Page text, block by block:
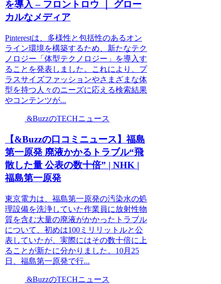
を導入 – フロントロウ ｜ グロー
カルなメディア
Pinterestは、多様性と包括性のあるオン
ライン環境を構築するため、新たなテク
ノロジー「体型テクノロジー」を導入す
ることを発表しました。これにより、プ
ラスサイズファッションやさまざまな体
型を持つ人々のニーズに応える検索結果
やコンテンツが...
&BuzzのTECHニュース
【&Buzzの口コミニュース】福島
第一原発 廃液かかるトラブル“飛
散した量 公表の数十倍” | NHK |
福島第一原発
東京電力は、福島第一原発の汚染水の処
理設備を洗浄していた作業員に放射性物
質を含む大量の廃液がかかったトラブル
について、初めは100ミリリットルと公
表していたが、実際にはその数十倍に上
ることが新たに分かりました。10月25
日、福島第一原発で行...
&BuzzのTECHニュース